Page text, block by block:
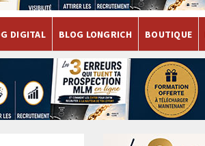
DIGITAL BLOG LONGRICH BOUTIQUE